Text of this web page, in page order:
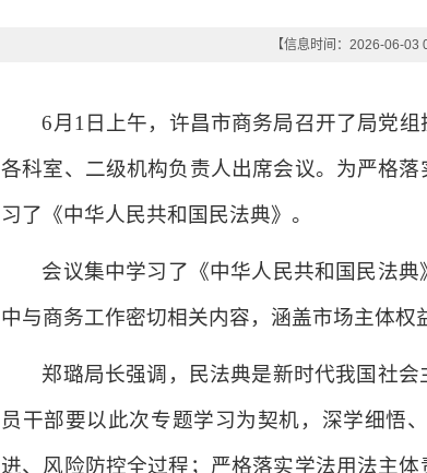
【信息时间：2026-06-03
6月1日上午，许昌市商务局召开了局党
各科室、二级机构负责人出席会议。为严格
习了《中华人民共和国民法典》。
会议集中学习了《中华人民共和国民法
中与商务工作密切相关内容，涵盖市场主体权
郑璐局长强调，民法典是新时代我国社
员干部要以此次专题学习为契机，深学细悟
进、风险防控全过程；严格落实学法用法主